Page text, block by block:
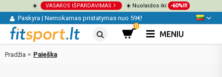
☀️ VASAROS IŠPARDAVIMAS ☀️ Nuolaidos iki -60%!!!
Paskyra | Nemokamas pristatymas nuo 59€!
0
MENIU
Pradžia Paieška